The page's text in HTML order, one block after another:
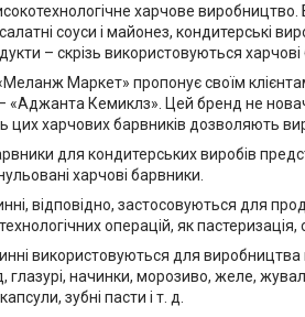
харчове виробництво.
соуси і майонез, кондитерські
– скрізь використовуються харчові
Маркет» пропонує своїм
«Аджанта Кемиклз». Цей бренд не
цих харчових барвників дозволяють
для кондитерських виробів
харчові барвники.
відповідно, застосовуються для
операцій, як
використовуються для виробництва
глазурі, начинки, морозиво, желе,
зубні пасти і т. д.